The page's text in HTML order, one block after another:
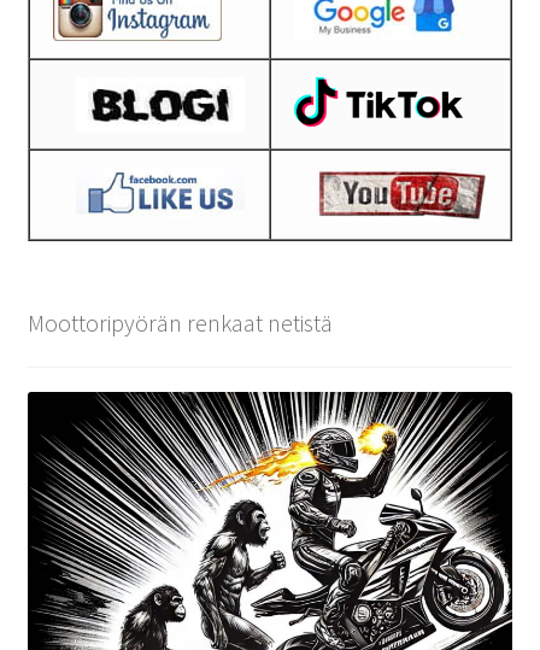
Moottoripyörän renkaat netistä